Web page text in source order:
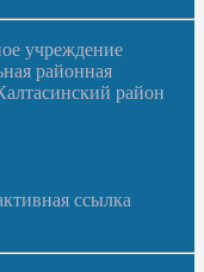
учреждение
районная
район
ссылка